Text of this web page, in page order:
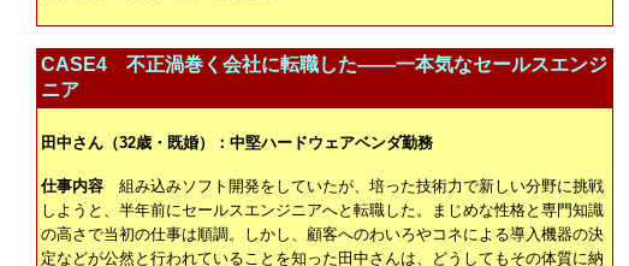
CASE4 不正渦巻く会社に転職した――一本気なセールスエンジ
ニア
田中さん（32歳・既婚）：中堅ハードウェアベンダ勤務
仕事内容 組み込みソフト開発をしていたが、培った技術力で新しい分野に挑戦
しようと、半年前にセールスエンジニアへと転職した。まじめな性格と専門知識
の高さで当初の仕事は順調。しかし、顧客へのわいろやコネによる導入機器の決
定などが公然と行われていることを知った田中さんは、どうしてもその体質に納